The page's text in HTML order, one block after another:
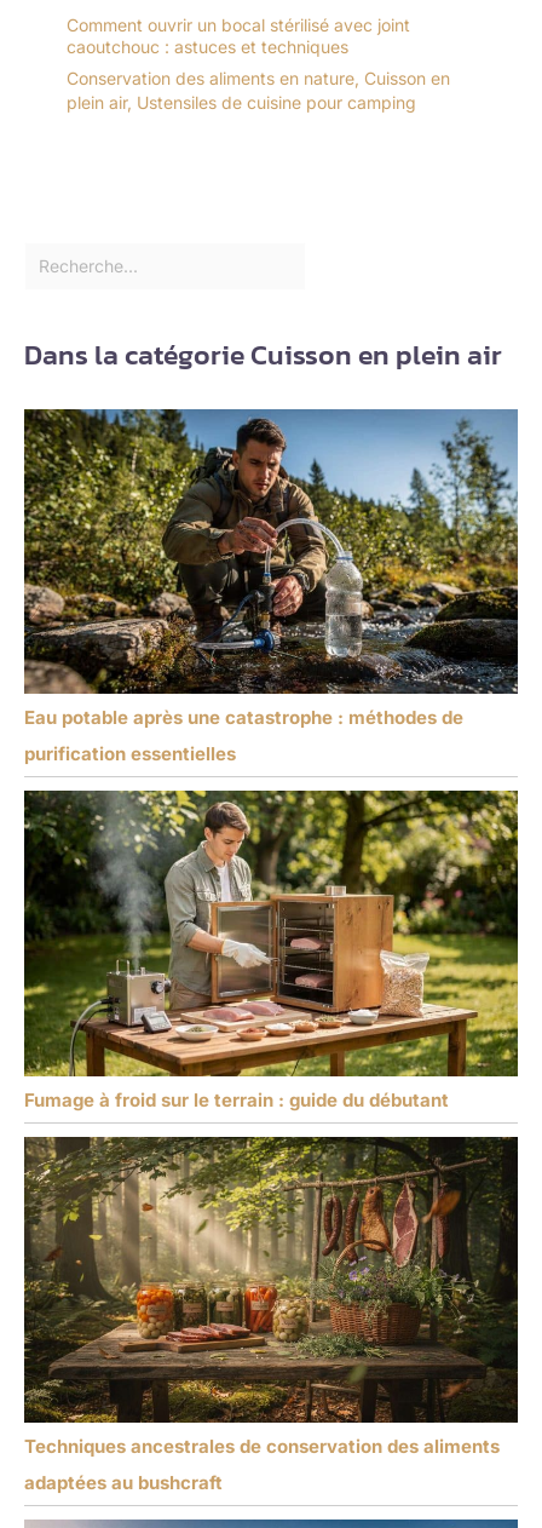
Comment ouvrir un bocal stérilisé avec joint
caoutchouc : astuces et techniques
Conservation des aliments en nature, Cuisson en
plein air, Ustensiles de cuisine pour camping
Dans la catégorie Cuisson en plein air
Eau potable après une catastrophe : méthodes de
purification essentielles
Fumage à froid sur le terrain : guide du débutant
Techniques ancestrales de conservation des aliments
adaptées au bushcraft